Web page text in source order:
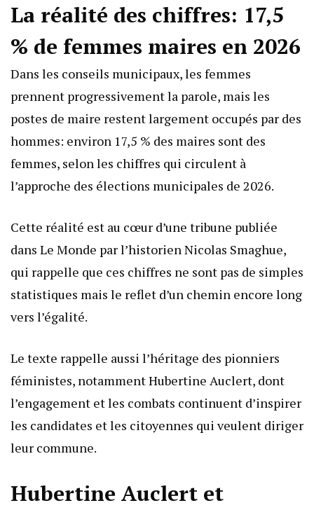
La réalité des chiffres: 17,5
% de femmes maires en 2026
Dans les conseils municipaux, les femmes
prennent progressivement la parole, mais les
postes de maire restent largement occupés par des
hommes: environ 17,5 % des maires sont des
femmes, selon les chiffres qui circulent à
l’approche des élections municipales de 2026.
Cette réalité est au cœur d’une tribune publiée
dans Le Monde par l’historien Nicolas Smaghue,
qui rappelle que ces chiffres ne sont pas de simples
statistiques mais le reflet d’un chemin encore long
vers l’égalité.
Le texte rappelle aussi l’héritage des pionniers
féministes, notamment Hubertine Auclert, dont
l’engagement et les combats continuent d’inspirer
les candidates et les citoyennes qui veulent diriger
leur commune.
Hubertine Auclert et